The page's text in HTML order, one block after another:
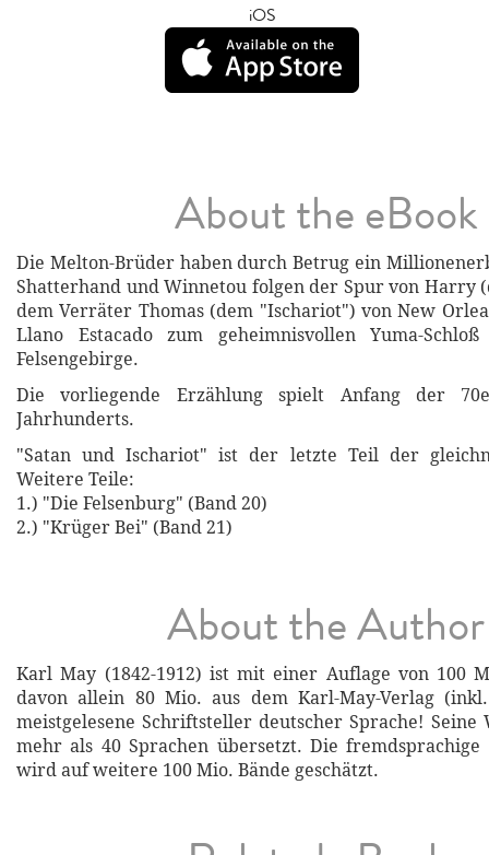
iOS
About the eBook
Die Melton-Brüder haben durch Betrug ein
Shatterhand und Winnetou folgen der Spur von Harry
dem Verräter Thomas (dem "Ischariot") von New
Llano Estacado zum geheimnisvollen Yuma-
Felsengebirge.
Die vorliegende Erzählung spielt Anfang der
Jahrhunderts.
"Satan und Ischariot" ist der letzte Teil der
Weitere Teile:
1.) "Die Felsenburg" (Band 20)
2.) "Krüger Bei" (Band 21)
About the Author
Karl May (1842-1912) ist mit einer Auflage von 100
davon allein 80 Mio. aus dem Karl-May-Verlag
meistgelesene Schriftsteller deutscher Sprache!
mehr als 40 Sprachen übersetzt. Die
wird auf weitere 100 Mio. Bände geschätzt.